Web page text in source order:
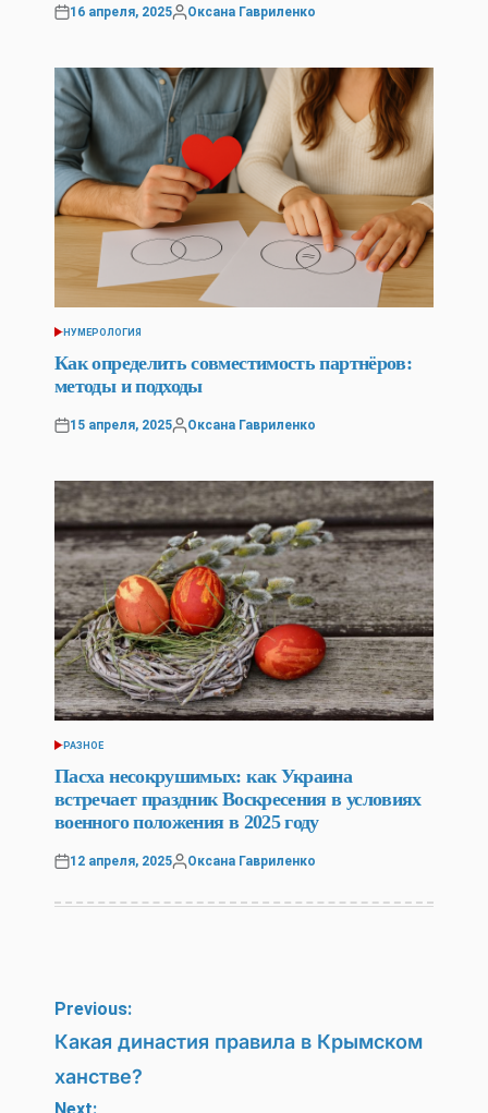
Posted
16 апреля, 2025
Posted
Оксана Гавриленко
POSTED
IN
НУМЕРОЛОГИЯ
Как определить совместимость партнёров:
методы и подходы
Posted
15 апреля, 2025
Posted
Оксана Гавриленко
POSTED
IN
РАЗНОЕ
Пасха несокрушимых: как Украина
встречает праздник Воскресения в условиях
военного положения в 2025 году
Posted
12 апреля, 2025
Posted
Оксана Гавриленко
Навигация
по
записям
Previous:
Какая династия правила в Крымском
ханстве?